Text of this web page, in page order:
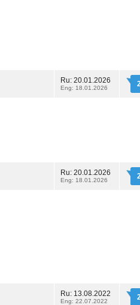
Ru: 20.01.2026
Eng: 18.01.2026
Ru: 20.01.2026
Eng: 18.01.2026
Ru: 13.08.2022
Eng: 22.07.2022